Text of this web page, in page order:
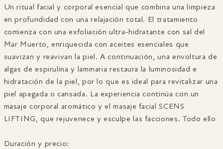
Un ritual facial y corporal esencial que combina una limpieza
en profundidad con una relajación total. El tratamiento
comienza con una exfoliación ultra-hidratante con sal del
Mar Muerto, enriquecida con aceites esenciales que
suavizan y reavivan la piel. A continuación, una envoltura de
algas de espirulina y laminaria restaura la luminosidad e
hidratación de la piel, por lo que es ideal para revitalizar una
piel apagada o cansada. La experiencia continúa con un
masaje corporal aromático y el masaje facial SCENS
LIFTING, que rejuvenece y esculpe las facciones. Todo ello
sensación de flotar y mejora la comodidad y la serenidad.
Duración y precio: